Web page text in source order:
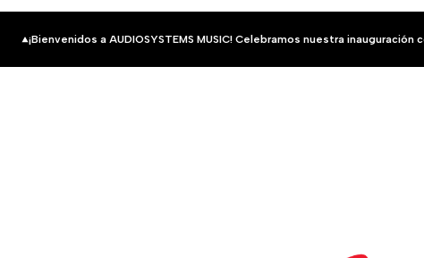
¡Bienvenidos a AUDIOSYSTEMS MUSIC! Celebramos nuestra